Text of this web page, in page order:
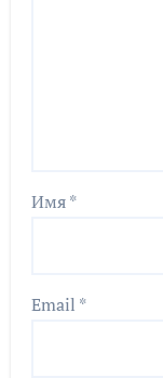
Имя*
Email *